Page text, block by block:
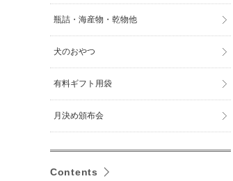
瓶詰・海産物・乾物他
犬のおやつ
有料ギフト用袋
月決め頒布会
Contents